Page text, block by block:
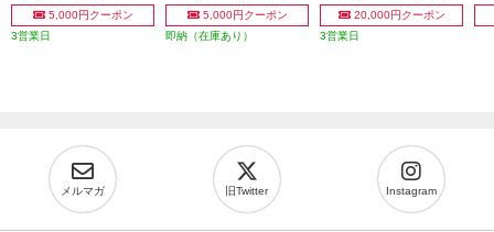
5,000円クーポン
3営業日
5,000円クーポン
即納（在庫あり）
20,000円クーポン
3営業日
メルマガ 旧Twitter Instagram